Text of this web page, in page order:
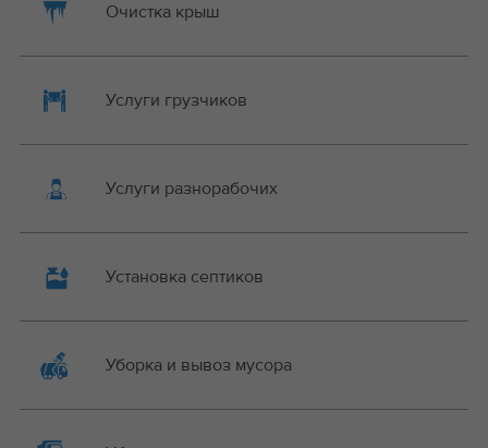
Очистка крыш
Услуги грузчиков
Услуги разнорабочих
Установка септиков
Уборка и вывоз мусора